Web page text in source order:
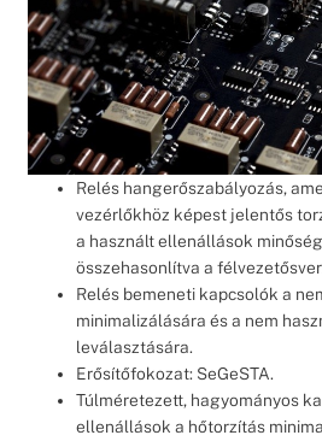
Relés hangerőszabályozás,
vezérlőkhöz képest jelentős
a használt ellenállások
összehasonlítva a
Relés bemeneti kapcsolók a
minimalizálására és a nem
leválasztására.
Erősítőfokozat: SeGeSTA.
Túlméretezett, hagyományos
ellenállások a hőtorzítás